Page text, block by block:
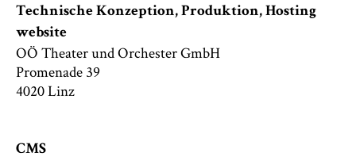
Technische Konzeption, Produktion, Hosting
website
OÖ Theater und Orchester GmbH
Promenade 39
4020 Linz
CMS